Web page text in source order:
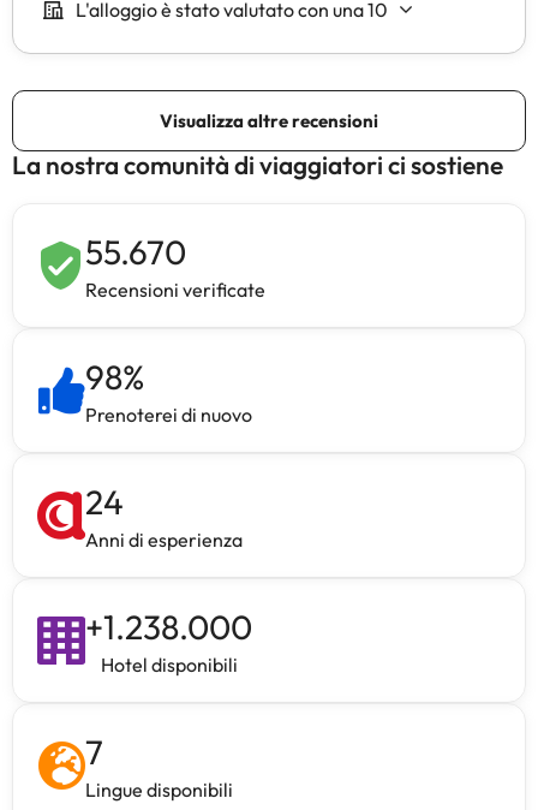
La nostra comunità di viaggiatori ci sostiene
55.670
Recensioni verificate
98%
Prenoterei di nuovo
24
Anni di esperienza
+1.238.000
Hotel disponibili
7
Lingue disponibili